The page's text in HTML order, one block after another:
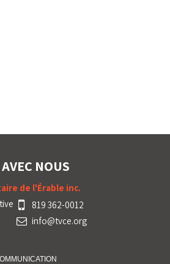
NOUS
de l'Érable inc.
819 362-0012
info@tvce.org